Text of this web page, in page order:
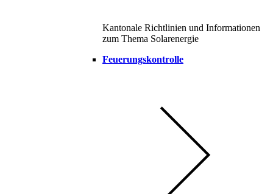
Kantonale Richtlinien und Informationen
zum Thema Solarenergie
Feuerungskontrolle